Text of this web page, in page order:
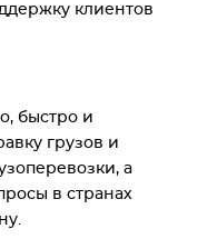
клиентов
быстро и
грузов и
а
в странах